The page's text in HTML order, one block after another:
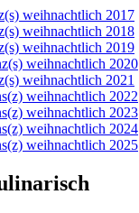
weihnachtlich 2017
weihnachtlich 2018
weihnachtlich 2019
weihnachtlich 2020
weihnachtlich 2021
weihnachtlich 2022
weihnachtlich 2023
weihnachtlich 2024
weihnachtlich 2025